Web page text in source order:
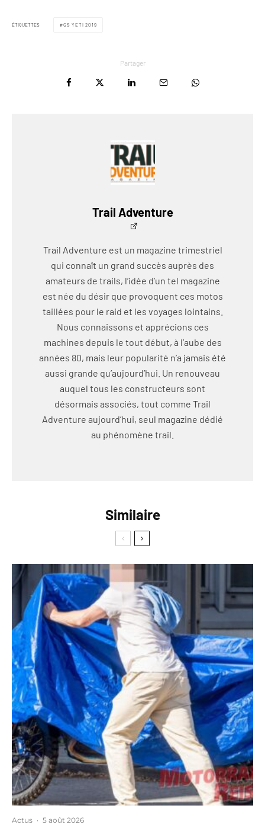
ÉTIQUETTES GS YETI 2019
Partager
Trail Adventure
Trail Adventure est un magazine trimestriel
qui connaît un grand succès auprès des
amateurs de trails, l’idée d’un tel magazine
est née du désir que provoquent ces motos
taillées pour le raid et les voyages lointains.
Nous connaissons et apprécions ces
machines depuis le tout début, à l’aube des
années 80, mais leur popularité n’a jamais été
aussi grande qu’aujourd’hui. Un renouveau
auquel tous les constructeurs sont
désormais associés, tout comme Trail
Adventure aujourd’hui, seul magazine dédié
au phénomène trail.
Similaire
Actus · 5 août 2026